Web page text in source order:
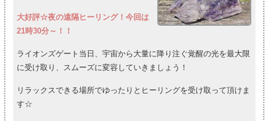
大好評☆夜の遠隔ヒーリング！今回は
21時30分～！！
ライオンズゲート当日、宇宙から大量に降り注ぐ覚醒の光を最大限
に受け取り、スムーズに変容していきましょう！
リラックスできる場所でゆったりとヒーリングを受け取って頂けま
す☆